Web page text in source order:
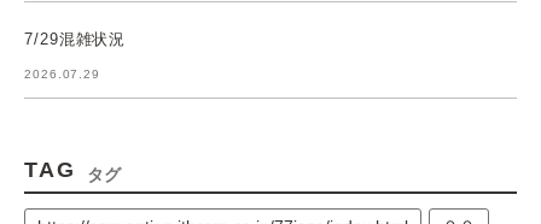
7/29混雑状況
2026.07.29
TAG タグ